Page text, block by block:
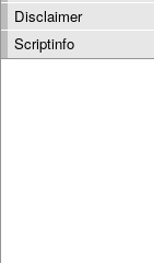
Disclaimer
Scriptinfo